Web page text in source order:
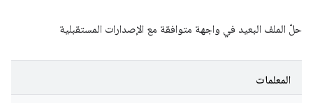
حلّ الملف البعيد في واجهة متوافقة مع الإصدارات المستقبلية
المعلمات